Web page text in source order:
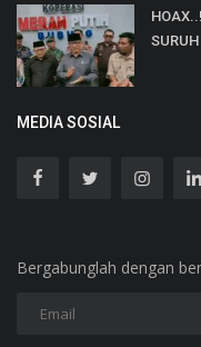
MEDIA SOSIAL
Bergabunglah dengan